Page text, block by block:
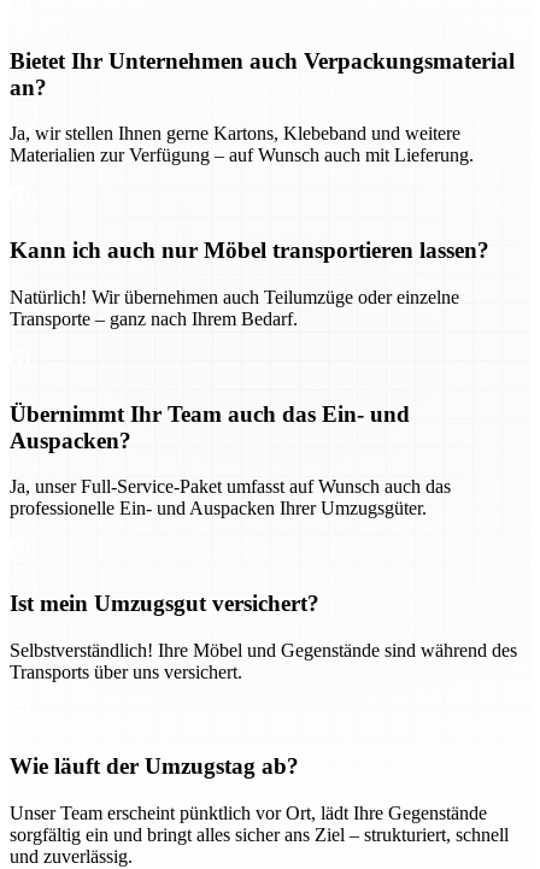
Bietet Ihr Unternehmen auch Verpackungsmaterial
an?
Ja, wir stellen Ihnen gerne Kartons, Klebeband und weitere
Materialien zur Verfügung – auf Wunsch auch mit Lieferung.
Kann ich auch nur Möbel transportieren lassen?
Natürlich! Wir übernehmen auch Teilumzüge oder einzelne
Transporte – ganz nach Ihrem Bedarf.
Übernimmt Ihr Team auch das Ein- und
Auspacken?
Ja, unser Full-Service-Paket umfasst auf Wunsch auch das
professionelle Ein- und Auspacken Ihrer Umzugsgüter.
Ist mein Umzugsgut versichert?
Selbstverständlich! Ihre Möbel und Gegenstände sind während des
Transports über uns versichert.
Wie läuft der Umzugstag ab?
Unser Team erscheint pünktlich vor Ort, lädt Ihre Gegenstände
sorgfältig ein und bringt alles sicher ans Ziel – strukturiert, schnell
und zuverlässig.